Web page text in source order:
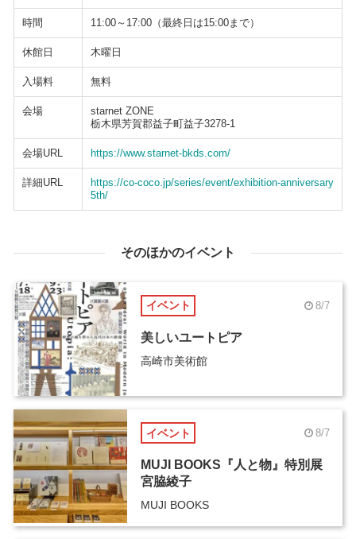
時間 11:00～17:00（最終日は15:00まで）
休館日 木曜日
入場料 無料
会場
starnet ZONE
栃木県芳賀郡益子町益子3278-1
会場URL https://www.starnet-bkds.com/
詳細URL
https://co-coco.jp/series/event/exhibition-anniversary
5th/
そのほかのイベント
イベント 8/7
美しいユートピア
高崎市美術館
イベント 8/7
MUJI BOOKS『人と物』特別展
宮脇綾子
MUJI BOOKS